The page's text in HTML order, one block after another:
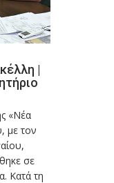
|
«Νέα
με τον
σε
Κατά τη